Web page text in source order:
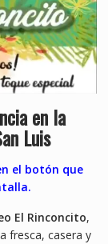
en la
Luis
el botón que
El Rinconcito,
fresca, casera y